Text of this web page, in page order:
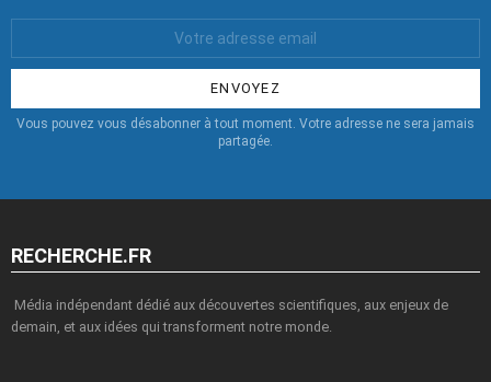
:
Vous pouvez vous désabonner à tout moment. Votre adresse ne sera jamais
partagée.
RECHERCHE.FR
Média indépendant dédié aux découvertes scientifiques, aux enjeux de
demain, et aux idées qui transforment notre monde.